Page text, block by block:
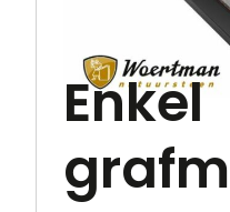
Enkel